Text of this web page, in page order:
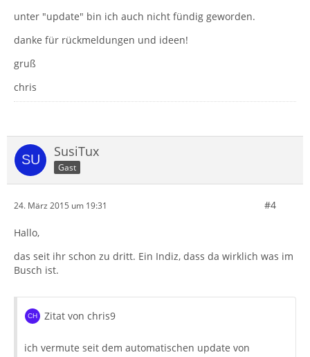
unter "update" bin ich auch nicht fündig geworden.
danke für rückmeldungen und ideen!
gruß
chris
SusiTux
Gast
24. März 2015 um 19:31 #4
Hallo,
das seit ihr schon zu dritt. Ein Indiz, dass da wirklich was im
Busch ist.
Zitat von chris9
ich vermute seit dem automatischen update von